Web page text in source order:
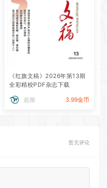
《红旗文稿》2026年第13期
全彩精校PDF杂志下载
超频 3.99金币
暂无评论